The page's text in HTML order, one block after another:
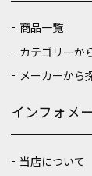
商品一覧
カテゴリーか
メーカーから
インフォメ
当店について